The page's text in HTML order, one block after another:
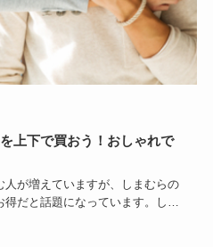
上下で買おう！おしゃれで
人が増えていますが、しまむらの
得だと話題になっています。しま